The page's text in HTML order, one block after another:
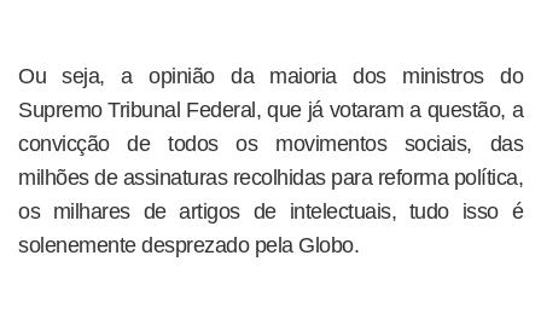
Ou seja, a opinião da maioria dos ministros do
Supremo Tribunal Federal, que já votaram a questão, a
convicção de todos os movimentos sociais, das
milhões de assinaturas recolhidas para reforma política,
os milhares de artigos de intelectuais, tudo isso é
solenemente desprezado pela Globo.